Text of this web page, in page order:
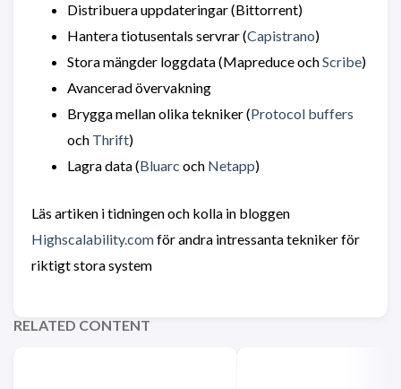
Distribuera uppdateringar (Bittorrent)
Hantera tiotusentals servrar (Capistrano)
Stora mängder loggdata (Mapreduce ochScribe)
Avancerad övervakning
Brygga mellan olika tekniker (Protocol buffers
och Thrift)
Lagra data (Bluarc och Netapp)
Läs artiken i tidningen och kolla in bloggen
Highscalability.comför andra intressanta tekniker för
riktigt stora system
RELATED CONTENT